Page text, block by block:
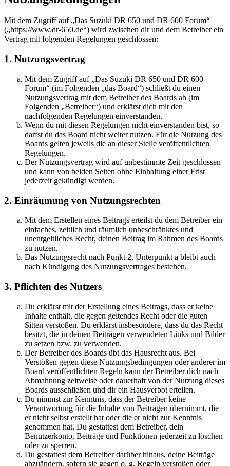
Mit dem Zugriff auf „Das Suzuki DR 650 und DR 600 Forum“
(„https://www.dr-650.de“) wird zwischen dir und dem Betreiber ein
Vertrag mit folgenden Regelungen geschlossen:
1. Nutzungsvertrag
Mit dem Zugriff auf „Das Suzuki DR 650 und DR 600
Forum“ (im Folgenden „das Board“) schließt du einen
Nutzungsvertrag mit dem Betreiber des Boards ab (im
Folgenden „Betreiber“) und erklärst dich mit den
nachfolgenden Regelungen einverstanden.
Wenn du mit diesen Regelungen nicht einverstanden bist, so
darfst du das Board nicht weiter nutzen. Für die Nutzung des
Boards gelten jeweils die an dieser Stelle veröffentlichten
Regelungen.
Der Nutzungsvertrag wird auf unbestimmte Zeit geschlossen
und kann von beiden Seiten ohne Einhaltung einer Frist
jederzeit gekündigt werden.
2. Einräumung von Nutzungsrechten
Mit dem Erstellen eines Beitrags erteilst du dem Betreiber ein
einfaches, zeitlich und räumlich unbeschränktes und
unentgeltliches Recht, deinen Beitrag im Rahmen des Boards
zu nutzen.
Das Nutzungsrecht nach Punkt 2, Unterpunkt a bleibt auch
nach Kündigung des Nutzungsvertrages bestehen.
3. Pflichten des Nutzers
Du erklärst mit der Erstellung eines Beitrags, dass er keine
Inhalte enthält, die gegen geltendes Recht oder die guten
Sitten verstoßen. Du erklärst insbesondere, dass du das Recht
besitzt, die in deinen Beiträgen verwendeten Links und Bilder
zu setzen bzw. zu verwenden.
Der Betreiber des Boards übt das Hausrecht aus. Bei
Verstößen gegen diese Nutzungsbedingungen oder anderer im
Board veröffentlichten Regeln kann der Betreiber dich nach
Abmahnung zeitweise oder dauerhaft von der Nutzung dieses
Boards ausschließen und dir ein Hausverbot erteilen.
Du nimmst zur Kenntnis, dass der Betreiber keine
Verantwortung für die Inhalte von Beiträgen übernimmt, die
er nicht selbst erstellt hat oder die er nicht zur Kenntnis
genommen hat. Du gestattest dem Betreiber, dein
Benutzerkonto, Beiträge und Funktionen jederzeit zu löschen
oder zu sperren.
Du gestattest dem Betreiber darüber hinaus, deine Beiträge
abzuändern, sofern sie gegen o. g. Regeln verstoßen oder